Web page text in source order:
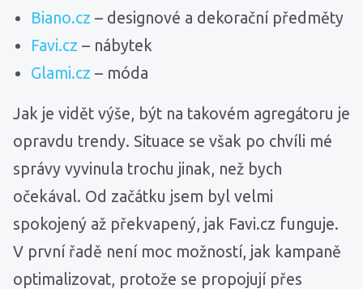
Biano.cz – designové a dekorační předměty
Favi.cz – nábytek
Glami.cz – móda
Jak je vidět výše, být na takovém agregátoru je
opravdu trendy. Situace se však po chvíli mé
správy vyvinula trochu jinak, než bych
očekával. Od začátku jsem byl velmi
spokojený až překvapený, jak Favi.cz funguje.
V první řadě není moc možností, jak kampaně
optimalizovat, protože se propojují přes